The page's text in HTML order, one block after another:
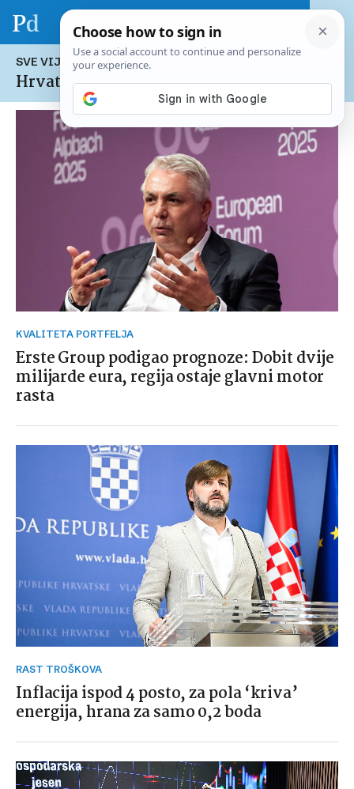
SVE VIJESTI NA TEMU:
Hrvatsko gospodarstvo
KVALITETA PORTFELJA
Erste Group podigao prognoze: Dobit dvije
milijarde eura, regija ostaje glavni motor
rasta
RAST TROŠKOVA
Inflacija ispod 4 posto, za pola ‘kriva’
energija, hrana za samo 0,2 boda